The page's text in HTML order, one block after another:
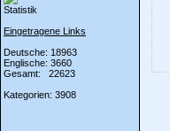
Statistik
Eingetragene Links
Deutsche: 18963
Englische: 3660
Gesamt: 22623
Kategorien: 3908